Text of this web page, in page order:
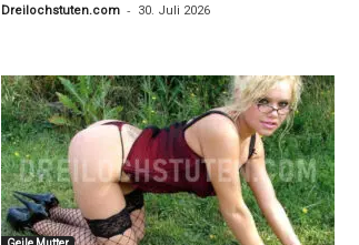
Dreilochstuten.com - 30. Juli 2026